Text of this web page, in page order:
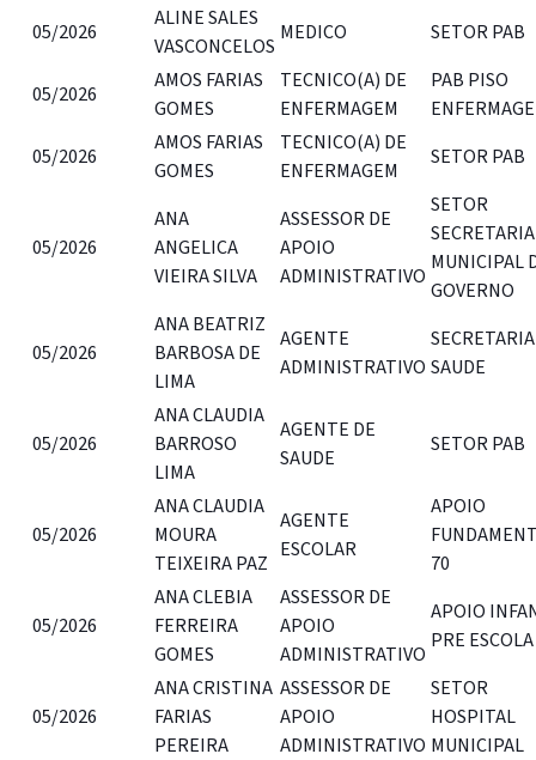
05/2026
ALINE SALES
VASCONCELOS
MEDICO SETOR PAB
05/2026
AMOS FARIAS
GOMES
TECNICO(A) DE
ENFERMAGEM
PAB PISO
05/2026
AMOS FARIAS
GOMES
TECNICO(A) DE
ENFERMAGEM
SETOR PAB
05/2026
ANA
ANGELICA
VIEIRA SILVA
ASSESSOR DE
APOIO
ADMINISTRATIVO
SETOR
SECRETARIA
MUNICIPAL
GOVERNO
05/2026
ANA BEATRIZ
BARBOSA DE
LIMA
AGENTE
ADMINISTRATIVO SAUDE
05/2026
ANA CLAUDIA
BARROSO
LIMA
AGENTE DE
SAUDE
SETOR PAB
05/2026
ANA CLAUDIA
MOURA
TEIXEIRA PAZ
AGENTE
ESCOLAR
APOIO
70
05/2026
ANA CLEBIA
FERREIRA
GOMES
ASSESSOR DE
APOIO
ADMINISTRATIVO
APOIO
PRE ESCOLA
05/2026
ANA CRISTINA
FARIAS
PEREIRA
ASSESSOR DE
APOIO
ADMINISTRATIVO
SETOR
HOSPITAL
MUNICIPAL